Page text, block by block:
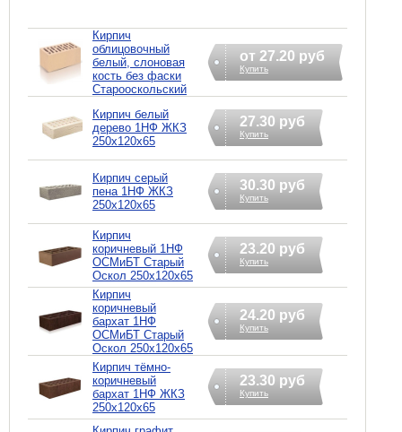
Кирпич
облицовочный
белый, слоновая
кость без фаски
Старооскольский
от 27.20 руб
Купить
Кирпич белый
дерево 1НФ ЖКЗ
250х120х65
27.30 руб
Купить
Кирпич серый
пена 1НФ ЖКЗ
250х120х65
30.30 руб
Купить
Кирпич
коричневый 1НФ
ОСМиБТ Старый
Оскол 250х120х65
23.20 руб
Купить
Кирпич
коричневый
бархат 1НФ
ОСМиБТ Старый
Оскол 250х120х65
24.20 руб
Купить
Кирпич тёмно-
коричневый
бархат 1НФ ЖКЗ
250х120х65
23.30 руб
Купить